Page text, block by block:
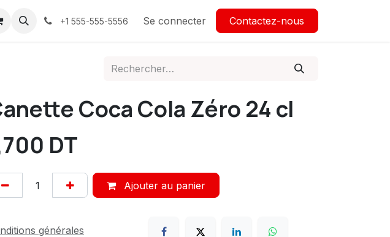
Confidentialité+1 555-555-5556 Se connecter Contactez-nous
Coca Cola Zéro 24 cl
DT
Ajouter au panier
générales